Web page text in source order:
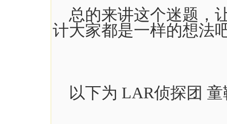
总的来讲这个迷题，
计大家都是一样的想法
以下为 LAR侦探团 童